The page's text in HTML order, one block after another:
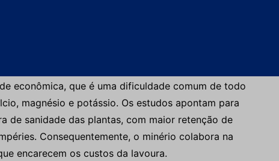
do pó de rocha originário de Uberlândia e poderão
registro junto ao Ministério de Agricultura, Pecuária
dos subprodutos.
é capaz de auxiliar na recuperação da terra da
econômica, que é uma dificuldade comum de todo
magnésio e potássio. Os estudos apontam para
de sanidade das plantas, com maior retenção de
Consequentemente, o minério colabora na
encarecem os custos da lavoura.